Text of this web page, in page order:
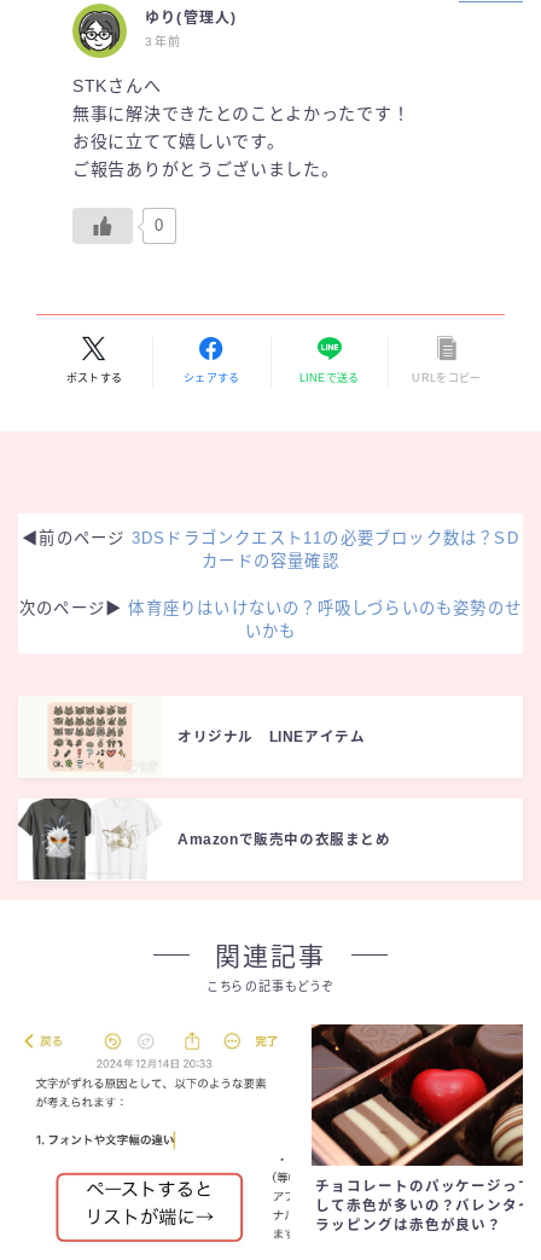
ゆり(管理人)
3年前
STKさんへ
無事に解決できたとのことよかったです！
お役に立てて嬉しいです。
ご報告ありがとうございました。
0
ポストする シェアする LINEで送る URLをコピー
◀︎前のページ 3DSドラゴンクエスト11の必要ブロック数は？SD
カードの容量確認
次のページ▶︎ 体育座りはいけないの？呼吸しづらいのも姿勢のせ
いかも
オリジナル LINEアイテム
Amazonで販売中の衣服まとめ
関連記事
こちらの記事もどうぞ
チョコレートのパッケージって
して赤色が多いの？バレンタイ
ラッピングは赤色が良い？